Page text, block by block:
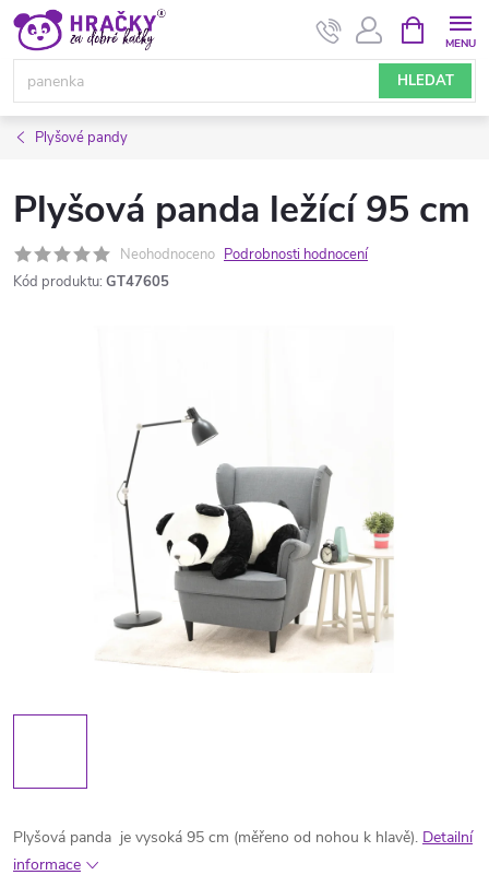
Přejít
obsah
HLEDAT
NÁKUPNÍ
KOŠÍK
Plyšové pandy
Plyšová panda ležící 95 cm
Neohodnoceno Podrobnosti hodnocení
Kód produktu: GT47605
Plyšová panda je vysoká 95 cm (měřeno od nohou k hlavě). Detailní
informace